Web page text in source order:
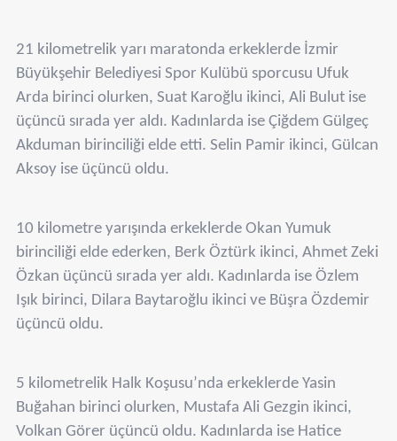
21 kilometrelik yarı maratonda erkeklerde İzmir
Büyükşehir Belediyesi Spor Kulübü sporcusu Ufuk
Arda birinci olurken, Suat Karoğlu ikinci, Ali Bulut ise
üçüncü sırada yer aldı. Kadınlarda ise Çiğdem Gülgeç
Akduman birinciliği elde etti. Selin Pamir ikinci, Gülcan
Aksoy ise üçüncü oldu.
10 kilometre yarışında erkeklerde Okan Yumuk
birinciliği elde ederken, Berk Öztürk ikinci, Ahmet Zeki
Özkan üçüncü sırada yer aldı. Kadınlarda ise Özlem
Işık birinci, Dilara Baytaroğlu ikinci ve Büşra Özdemir
üçüncü oldu.
5 kilometrelik Halk Koşusu’nda erkeklerde Yasin
Buğahan birinci olurken, Mustafa Ali Gezgin ikinci,
Volkan Görer üçüncü oldu. Kadınlarda ise Hatice